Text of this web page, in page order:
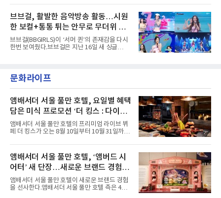
엣을 거침없이 결합했다. 멤버들은 각기 다른 개
성을 살린 스타일링을 선
벌 오디오·음원 스트리밍 플랫폼 스포티파이에
서 27일 자로 누적 재생 수 2억 회를 돌파했
다”고 밝혔다.곡이 발표된 지 약 10개월 만이다.
팀의 첫 번째 2억 스트리밍 곡은 동일 음반에 수
록된 ‘GO!’다. 이 노래는 공개 약 9개월 만인 지
난달 26일 자에 2억 고지를 밟았다. 이는 최근 5
년 내 데뷔한 보이그룹의 곡 중 최단기 2억 달성
했다. “내 티, 5 bucks 바지는, 만원” 등 멤버들
의 라이프 스타일
브브걸, 활발한 음악방송 활동…시원
한 보컬+통통 튀는 안무로 무더위 사
냥
브브걸(BBGIRLS)이 ‘서머 퀸’의 존재감을 다시
한번 보여줬다.브브걸은 지난 16일 새 싱글
MBC '쇼! 음악중심', SBS '인기가요' 등 주요 음
악방송 무대에 올라 화려한 퍼포먼스를 펼쳤다.
력을 앞세워 매 무대 색다른 볼거리를 선사했다.
특히 화사한 파스텔 톤의 비치웨어부터 청량한
마린룩, 햇살 아래 반짝이는 물결을 연상시키는
스커트, 강렬한 붉은 계열의 스타일링까지 각기
다른 매력을 선보였다. 브브걸은 다채로운 여름
패션을 완벽하게 소화하며 보
문화라이프
앰배서더 서울 풀만 호텔, 요일별 혜택
담은 미식 프로모션 ‘더 킹스 : 다이닝
프리빌리지즈’ 선봬
앰배서더 서울 풀만 호텔의 프리미엄 라이브 뷔
페 더 킹스가 오는 8월 10일부터 10월 31일까지
즈’를 선보인다.앰배서더 서울 풀만 호텔 측은
“요일마다 다른 즐거움과 한층 깊어진 미식의 여
유를 경험할 수 있도록 기획했다”고 밝혔다.먼저
월요일과 화요일에는 한 주의 문을 여는 여유로
운 식사를 테마로 다양한 혜택이 마련된다. 런치
이용 시 성인 5인 이상 사전 예약 고객에게 성인
1인 무료 혜택을 제공하며, 디너 이용 시에는 성
앰배서더 서울 풀만 호텔, ‘앰버드 시
어터’ 새 단장…새로운 브랜드 경험 선
사
앰배서더 서울 풀만 호텔이 새로운 브랜드 경험
을 선사한다.앰배서더 서울 풀만 호텔 측은 4일